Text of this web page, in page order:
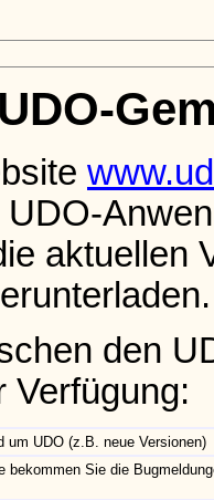
aktuellen
den
Verfügung:
um UDO (z.B. neue Versionen)
bekommen Sie die